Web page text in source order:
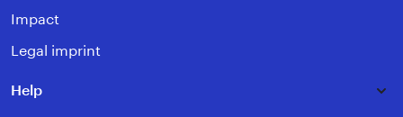
Impact
Legal imprint
Help